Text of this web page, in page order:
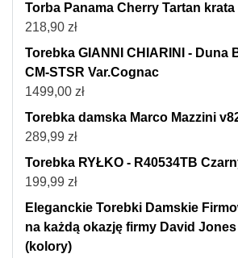
Torba Panama Cherry Tartan krata
218,90 zł
Torebka GIANNI CHIARINI - Duna
CM-STSR Var.Cognac
1499,00 zł
Torebka damska Marco Mazzini
289,99 zł
Torebka RYŁKO - R40534TB
199,99 zł
Eleganckie Torebki Damskie
na każdą okazję firmy David
(kolory)